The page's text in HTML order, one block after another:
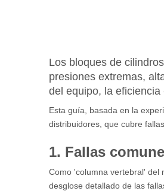
Los bloques de cilindros
presiones extremas,
del equipo, la
Esta guía, basada en la
distribuidores, que cubre
1. Fallas
Como 'columna vertebral' del
desglose detallado de las